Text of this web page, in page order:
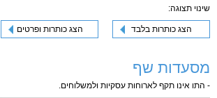
שינוי תצוגה:
הצג כותרות בלבד הצג כותרות ופרטים
מסעדות שף
- התו אינו תקף לארוחות עסקיות ולמשלוחים.